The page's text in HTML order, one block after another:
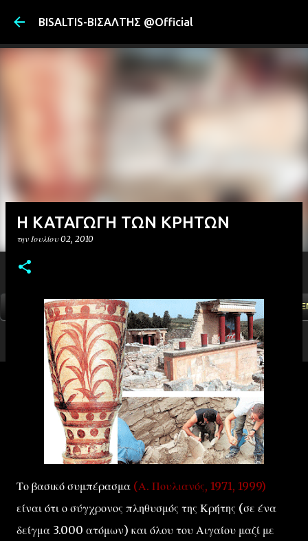
BISALTIS-ΒΙΣΑΛΤΗΣ @Official
ΑΡΧΙΚΗ YOUTUBE FACEBOOK
Η ΚΑΤΑΓΩΓΗ ΤΩΝ ΚΡΗΤΩΝ
την Ιουλίου 02, 2010
Το βασικό συμπέρασμα (Α. Πουλιανός, 1971, 1999)
είναι ότι ο σύγχρονος πληθυσμός της Κρήτης (σε ένα
δείγμα 3.000 ατόμων) και όλου του Αιγαίου μαζί με